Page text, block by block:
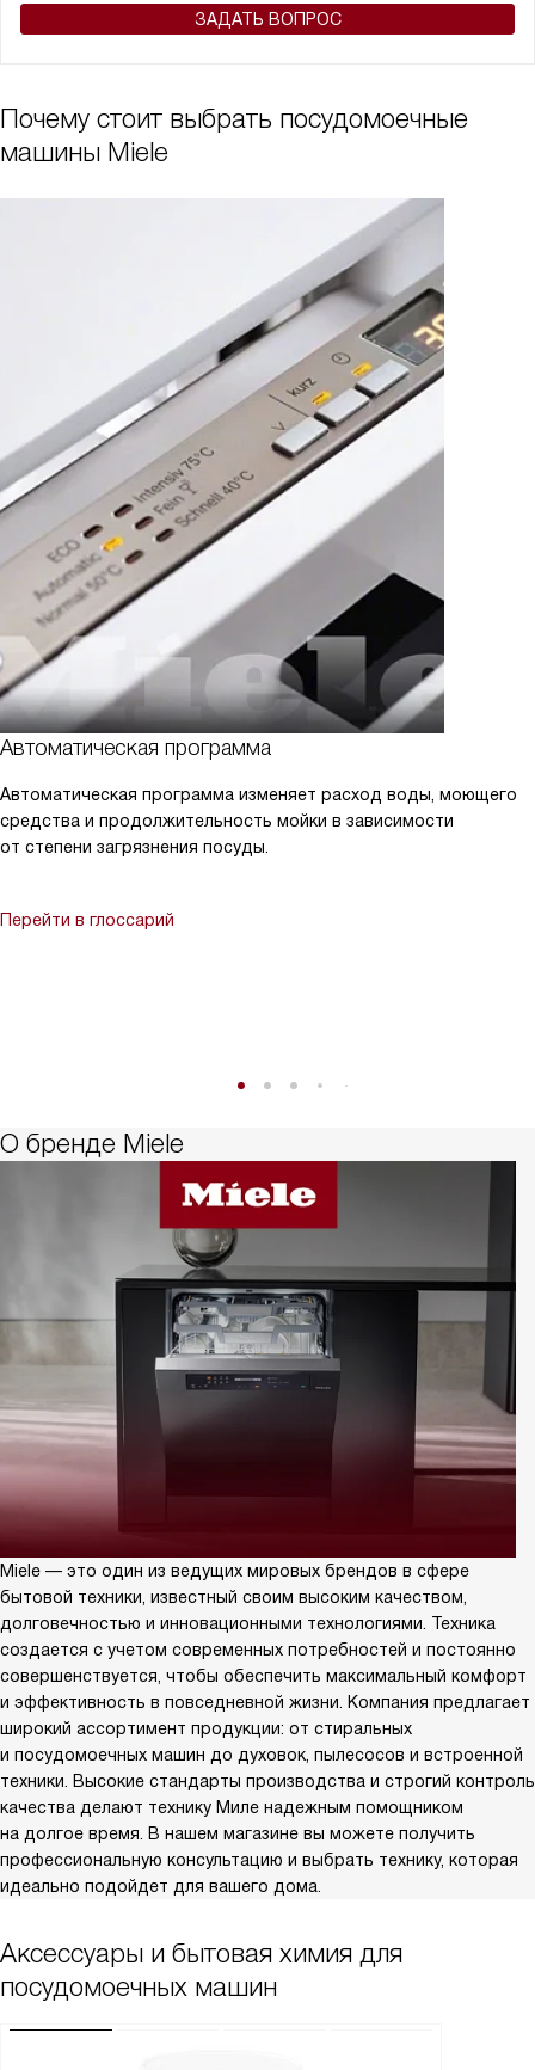
ЗАДАТЬ ВОПРОС
Почему стоит выбрать посудомоечные
машины Miele
Автоматическая программа
Автоматическая программа изменяет расход воды, моющего
средства и продолжительность мойки в зависимости
от степени загрязнения посуды.
Перейти в глоссарий
О бренде Miele
Miele — это один из ведущих мировых брендов в сфере
бытовой техники, известный своим высоким качеством,
долговечностью и инновационными технологиями. Техника
создается с учетом современных потребностей и постоянно
совершенствуется, чтобы обеспечить максимальный комфорт
и эффективность в повседневной жизни. Компания предлагает
широкий ассортимент продукции: от стиральных
и посудомоечных машин до духовок, пылесосов и встроенной
техники. Высокие стандарты производства и строгий контроль
качества делают технику Миле надежным помощником
на долгое время. В нашем магазине вы можете получить
профессиональную консультацию и выбрать технику, которая
идеально подойдет для вашего дома.
Аксессуары и бытовая химия для
посудомоечных машин